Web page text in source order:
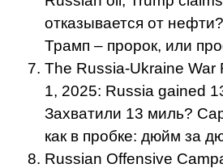
отказывается от
Трамп – пророк, или
The Russia-Ukraine War
1, 2025: Russia gained
Захватили 13 миль?
как в пробке: дюйм за
Russian Offensive